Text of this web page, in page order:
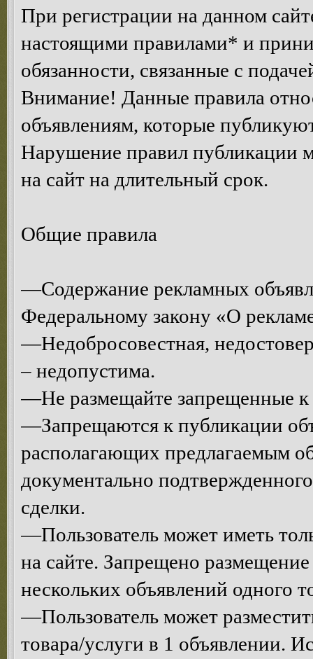
При регистрации на данном
настоящими правилами* и
обязанности, связанные с
Внимание! Данные правила
объявлениям, которые
Нарушение правил публикации
на сайт на длительный срок.
Общие правила
—Содержание рекламных
Федеральному закону «О
—Недобросовестная,
– недопустима.
—Не размещайте запрещенные к
—Запрещаются к публикации
располагающих предлагаемым
документально
сделки.
—Пользователь может иметь
на сайте. Запрещено
нескольких объявлений одного
—Пользователь может
товара/услуги в 1 объявлении.